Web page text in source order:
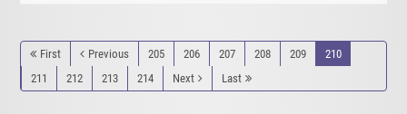
First Previous 205 206 207 208 209
210
211
212 213 214 Next Last